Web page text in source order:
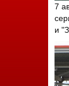
7
и